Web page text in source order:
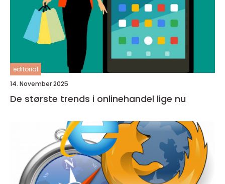
editorial
14. November 2025
De største trends i onlinehandel lige nu